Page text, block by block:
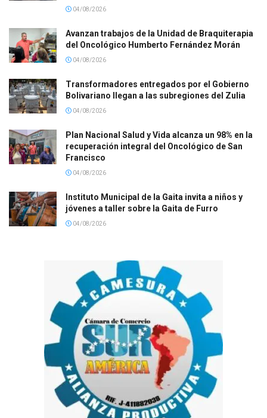
04/08/2026
Avanzan trabajos de la Unidad de Braquiterapia
del Oncológico Humberto Fernández Morán
04/08/2026
Transformadores entregados por el Gobierno
Bolivariano llegan a las subregiones del Zulia
04/08/2026
Plan Nacional Salud y Vida alcanza un 98% en la
recuperación integral del Oncológico de San
Francisco
04/08/2026
Instituto Municipal de la Gaita invita a niños y
jóvenes a taller sobre la Gaita de Furro
04/08/2026